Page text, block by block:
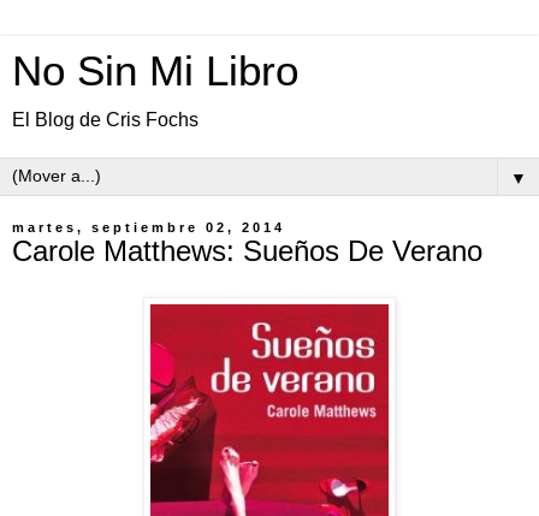
No Sin Mi Libro
El Blog de Cris Fochs
▼
martes, septiembre 02, 2014
Carole Matthews: Sueños De Verano